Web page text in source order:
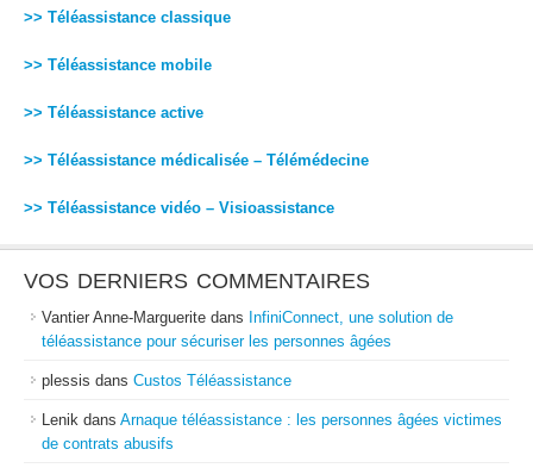
>> Téléassistance classique
>> Téléassistance mobile
>> Téléassistance active
>> Téléassistance médicalisée – Télémédecine
>> Téléassistance vidéo – Visioassistance
VOS DERNIERS COMMENTAIRES
Vantier Anne-Marguerite dans InfiniConnect, une solution de
téléassistance pour sécuriser les personnes âgées
plessis dans Custos Téléassistance
Lenik dans Arnaque téléassistance : les personnes âgées victimes
de contrats abusifs